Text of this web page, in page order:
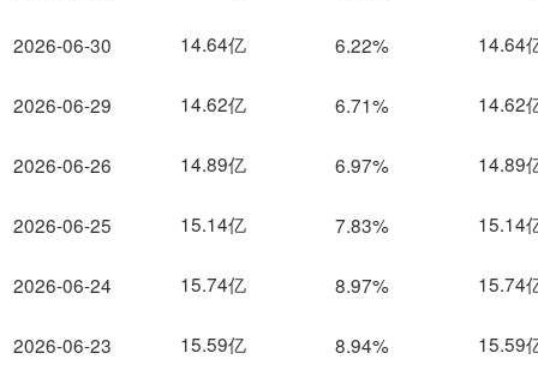
2026-06-30
2026-06-29
2026-06-26
2026-06-25
2026-06-24
2026-06-23
14.64亿 6.22% 14.64
14.62亿 6.71% 14.62
14.89亿 6.97% 14.89
15.14亿 7.83% 15.14
15.74亿 8.97% 15.74
15.59亿 8.94% 15.59